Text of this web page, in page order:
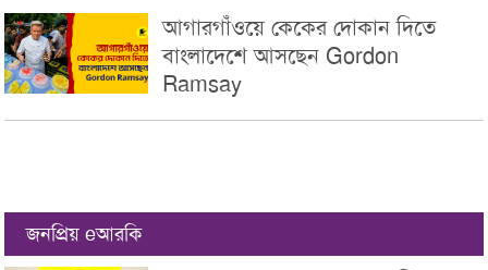
আগারগাঁওয়ে কেকের দোকান দিতে
বাংলাদেশে আসছেন Gordon
Ramsay
জনপ্রিয় eআরকি